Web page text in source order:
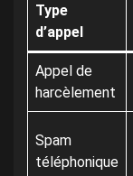
Type
d’appel
Appel de
harcèlement
Spam
téléphonique